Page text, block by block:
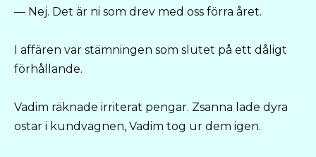
— Nej. Det är ni som drev med oss förra året.
I affären var stämningen som slutet på ett dåligt
förhållande.
Vadim räknade irriterat pengar. Zsanna lade dyra
ostar i kundvagnen, Vadim tog ur dem igen.